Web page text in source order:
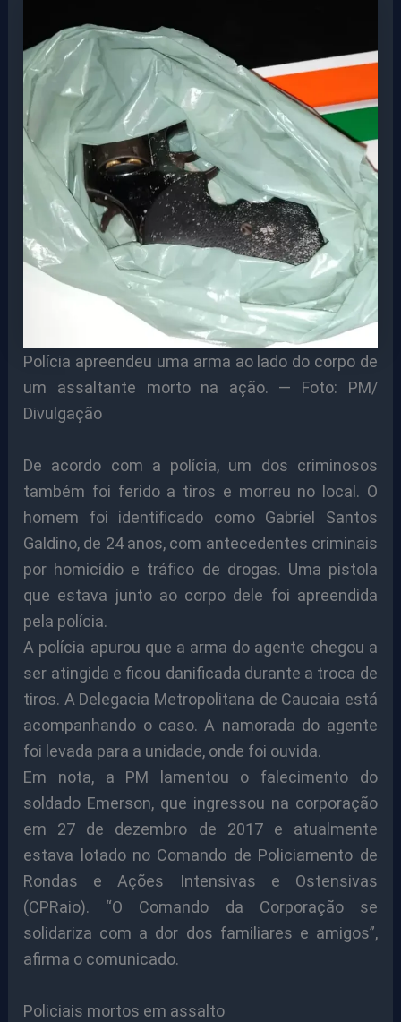
Polícia apreendeu uma arma ao lado do corpo de
um assaltante morto na ação. — Foto: PM/
Divulgação
De acordo com a polícia, um dos criminosos
também foi ferido a tiros e morreu no local. O
homem foi identificado como Gabriel Santos
Galdino, de 24 anos, com antecedentes criminais
por homicídio e tráfico de drogas. Uma pistola
que estava junto ao corpo dele foi apreendida
pela polícia.
A polícia apurou que a arma do agente chegou a
ser atingida e ficou danificada durante a troca de
tiros. A Delegacia Metropolitana de Caucaia está
acompanhando o caso. A namorada do agente
foi levada para a unidade, onde foi ouvida.
Em nota, a PM lamentou o falecimento do
soldado Emerson, que ingressou na corporação
em 27 de dezembro de 2017 e atualmente
estava lotado no Comando de Policiamento de
Rondas e Ações Intensivas e Ostensivas
(CPRaio). “O Comando da Corporação se
solidariza com a dor dos familiares e amigos”,
afirma o comunicado.
Policiais mortos em assalto